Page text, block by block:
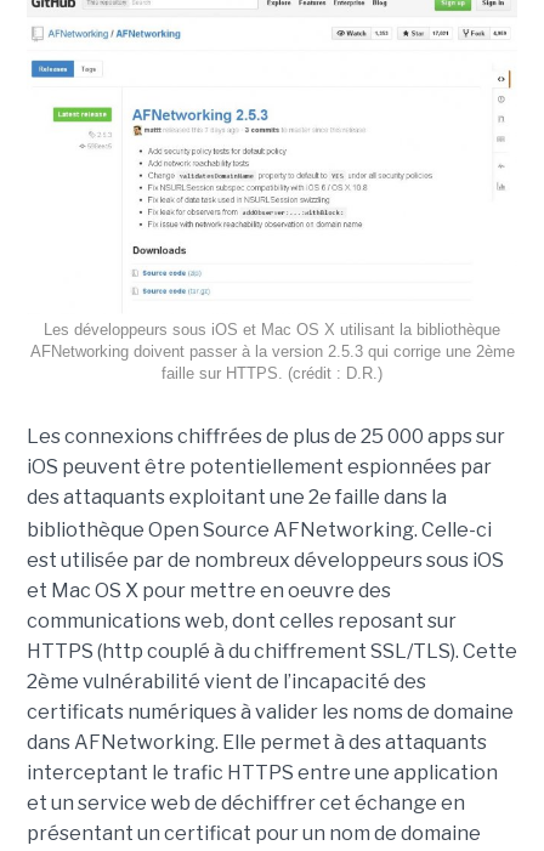
Les développeurs sous iOS et Mac OS X utilisant la bibliothèque
AFNetworking doivent passer à la version 2.5.3 qui corrige une 2ème
faille sur HTTPS. (crédit : D.R.)
Les connexions chiffrées de plus de 25 000 apps sur
iOS peuvent être potentiellement espionnées par
des attaquants exploitant une 2e faille dans la
bibliothèque Open Source AFNetworking. Celle-ci
est utilisée par de nombreux développeurs sous iOS
et Mac OS X pour mettre en oeuvre des
communications web, dont celles reposant sur
HTTPS (http couplé à du chiffrement SSL/TLS). Cette
2ème vulnérabilité vient de l’incapacité des
certificats numériques à valider les noms de domaine
dans AFNetworking. Elle permet à des attaquants
interceptant le trafic HTTPS entre une application
et un service web de déchiffrer cet échange en
présentant un certificat pour un nom de domaine